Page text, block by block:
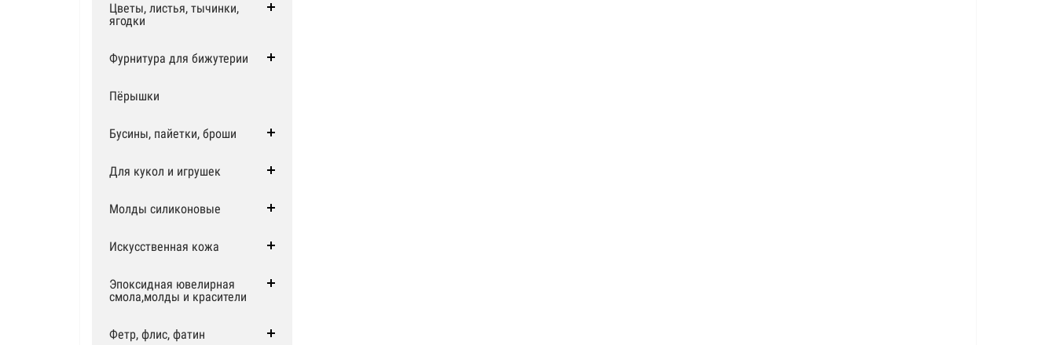
Цветы, листья, тычинки,
ягодки
Фурнитура для бижутерии
Пёрышки
Бусины, пайетки, броши
Для кукол и игрушек
Молды силиконовые
Искусственная кожа
Эпоксидная ювелирная
смола,молды и красители
Фетр, флис, фатин